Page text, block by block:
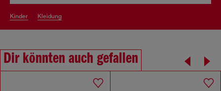
kinder kleidung
Dir könnten auch gefallen